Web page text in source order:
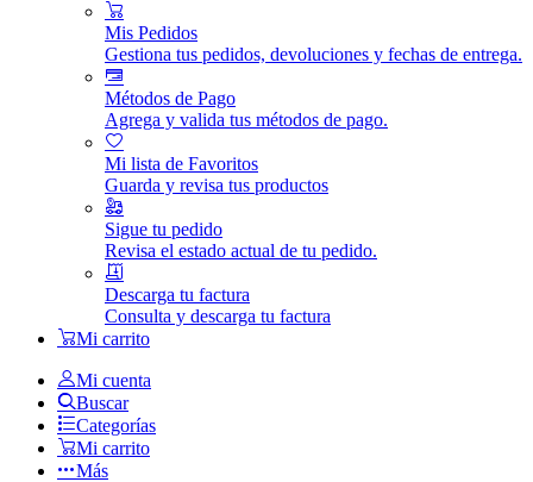
Mis Pedidos
Gestiona tus pedidos, devoluciones y fechas de entrega.
Métodos de Pago
Agrega y valida tus métodos de pago.
Mi lista de Favoritos
Guarda y revisa tus productos
Sigue tu pedido
Revisa el estado actual de tu pedido.
Descarga tu factura
Consulta y descarga tu factura
Mi carrito
Mi cuenta
Buscar
Categorías
Mi carrito
Más